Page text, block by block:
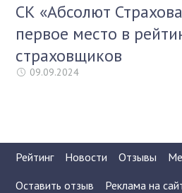
СК «Абсолют
первое место в
страховщиков
09.09.2024
Рейтинг Новости Отзывы
Оставить отзыв
Реклама на